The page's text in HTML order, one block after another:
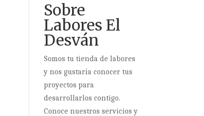
Sobre
Labores El
Desván
Somos tu tienda de labores
y nos gustaría conocer tus
proyectos para
desarrollarlos contigo.
Conoce nuestros servicios y